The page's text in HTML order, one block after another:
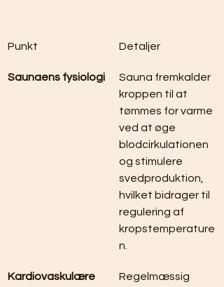
Punkt Detaljer
Saunaens fysiologi
Sauna fremkalder
kroppen til at
tømmes for varme
ved at øge
blodcirkulationen
og stimulere
svedproduktion,
hvilket bidrager til
regulering af
kropstemperature
n.
Kardiovaskulære
Regelmæssig